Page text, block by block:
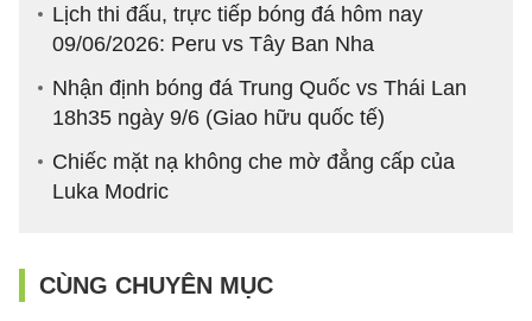
Lịch thi đấu, trực tiếp bóng đá hôm nay
09/06/2026: Peru vs Tây Ban Nha
Nhận định bóng đá Trung Quốc vs Thái Lan
18h35 ngày 9/6 (Giao hữu quốc tế)
Chiếc mặt nạ không che mờ đẳng cấp của
Luka Modric
CÙNG CHUYÊN MỤC